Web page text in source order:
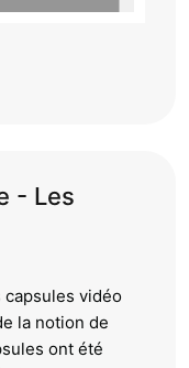
- Les
capsules vidéo
la notion de
ont été